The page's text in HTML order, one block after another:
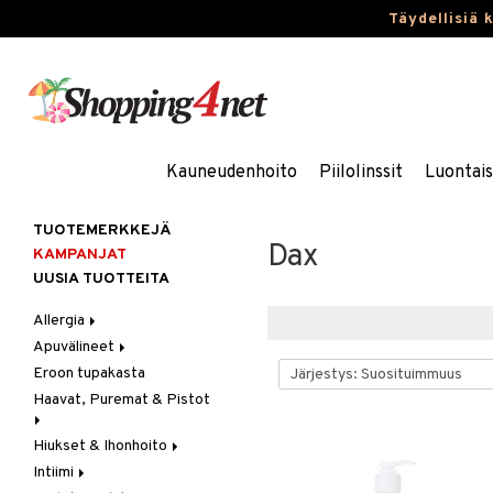
Täydellisiä
Kauneudenhoito Piilolinssit
Dax
TUOTEMERKKEJÄ
KAMPANJAT
UUSIA TUOTTEITA
Allergia
Nenäsuihkeet
Silmätipat
Apuvälineet
Hygienia
Kävely & Seisominen
Saa kiinni & Ylety
Eroon tupakasta
Haavat, Puremat & Pistot
Ensiapu
Haavat
Hiukset & Ihonhoito
Erityistuotteet
Intiimi